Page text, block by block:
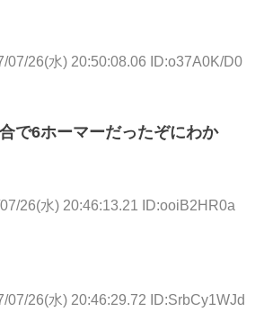
07/26(水) 20:50:08.06 ID:o37A0K/D0
で6ホーマーだったぞにわか
26(水) 20:46:13.21 ID:ooiB2HR0a
07/26(水) 20:46:29.72 ID:SrbCy1WJd